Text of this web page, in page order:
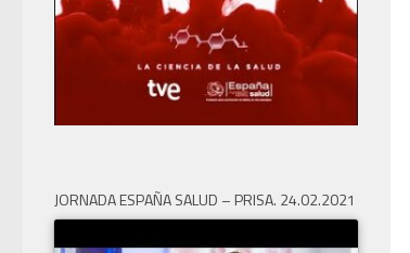
JORNADA ESPAÑA SALUD – PRISA. 24.02.2021